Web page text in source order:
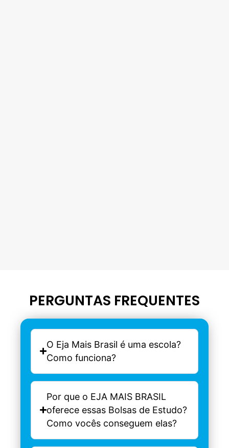
PERGUNTAS FREQUENTES
O Eja Mais Brasil é uma escola?
Como funciona?
Por que o EJA MAIS BRASIL
oferece essas Bolsas de Estudo?
Como vocês conseguem elas?